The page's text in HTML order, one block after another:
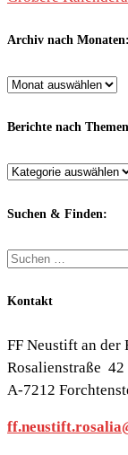
Archiv nach Monaten:
Archiv
Monaten:
Berichte nach
Berichte
Themen:
Suchen & Finden:
Suche
Kontakt
FF Neustift an der
Rosalienstraße 42
A-7212